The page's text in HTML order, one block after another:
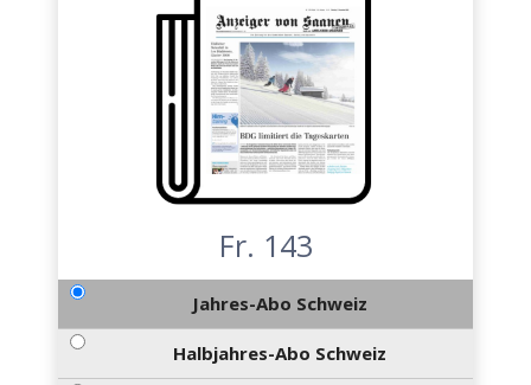
Fr. 143
Jahres-Abo Schweiz
Halbjahres-Abo Schweiz